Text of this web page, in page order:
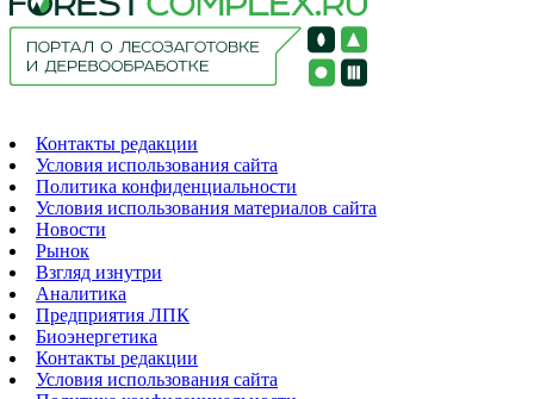
Контакты редакции
Условия использования сайта
Политика конфиденциальности
Условия использования материалов сайта
Новости
Рынок
Взгляд изнутри
Аналитика
Предприятия ЛПК
Биоэнергетика
Контакты редакции
Условия использования сайта